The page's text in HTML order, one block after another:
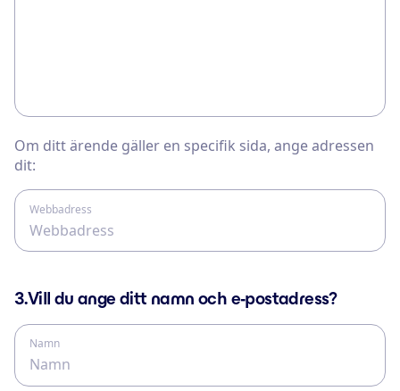
Om ditt ärende gäller en specifik sida, ange adressen
dit:
Webbadress
3.Vill du ange ditt namn och e-postadress?
Namn